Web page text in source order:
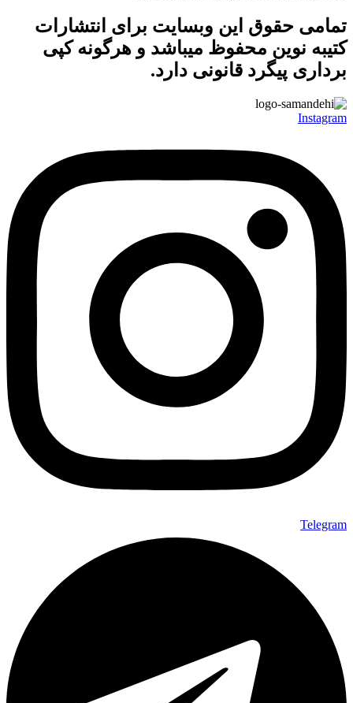
تمامی حقوق این وبسایت برای انتشارات
کتیبه نوین محفوظ میباشد و هرگونه کپی
برداری پیگرد قانونی دارد.
Instagram
Telegram